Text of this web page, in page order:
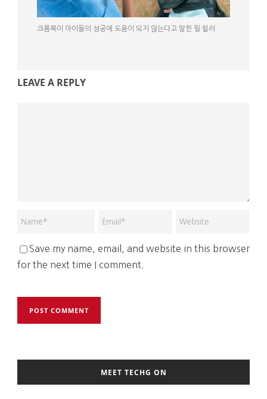
크롬북이 아이들의 성공에 도움이 되지 않는다고 말한 필 쉴러
LEAVE A REPLY
Save my name, email, and website in this browser
for the next time I comment.
MEET TECHG ON